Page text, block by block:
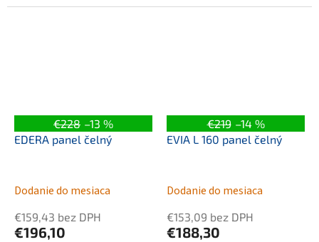
€228 –13 %
EDERA panel čelný
Dodanie do mesiaca
€159,43 bez DPH
€196,10
€219 –14 %
EVIA L 160 panel čelný
Dodanie do mesiaca
€153,09 bez DPH
€188,30